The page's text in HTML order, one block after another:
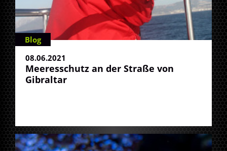
Blog
08.06.2021
Meeresschutz an der Straße von
Gibraltar